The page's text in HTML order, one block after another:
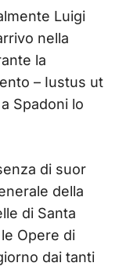
Luigi
nella
la
– Iustus ut
Spadoni lo
di suor
della
di Santa
Opere di
dai tanti